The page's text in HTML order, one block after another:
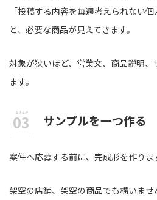
「投稿する内容を毎週考えられない
と、必要な商品が見えてきます。
対象が狭いほど、営業文、商品説明、
ます。
サンプルを一つ作る
案件へ応募する前に、完成形を作りま
架空の店舗、架空の商品でも構いませ